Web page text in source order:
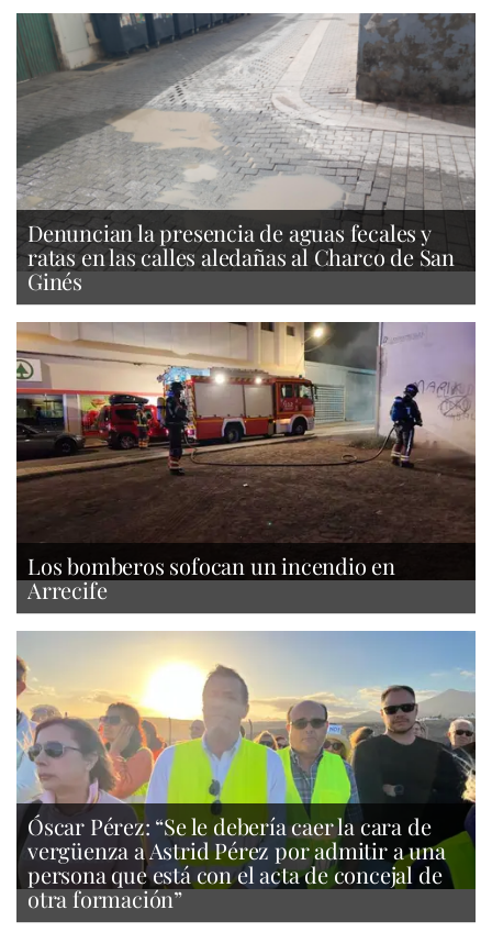
Denuncian la presencia de aguas fecales y
ratas en las calles aledañas al Charco de San
Ginés
Los bomberos sofocan un incendio en
Arrecife
Óscar Pérez: “Se le debería caer la cara de
vergüenza a Astrid Pérez por admitir a una
persona que está con el acta de concejal de
otra formación”